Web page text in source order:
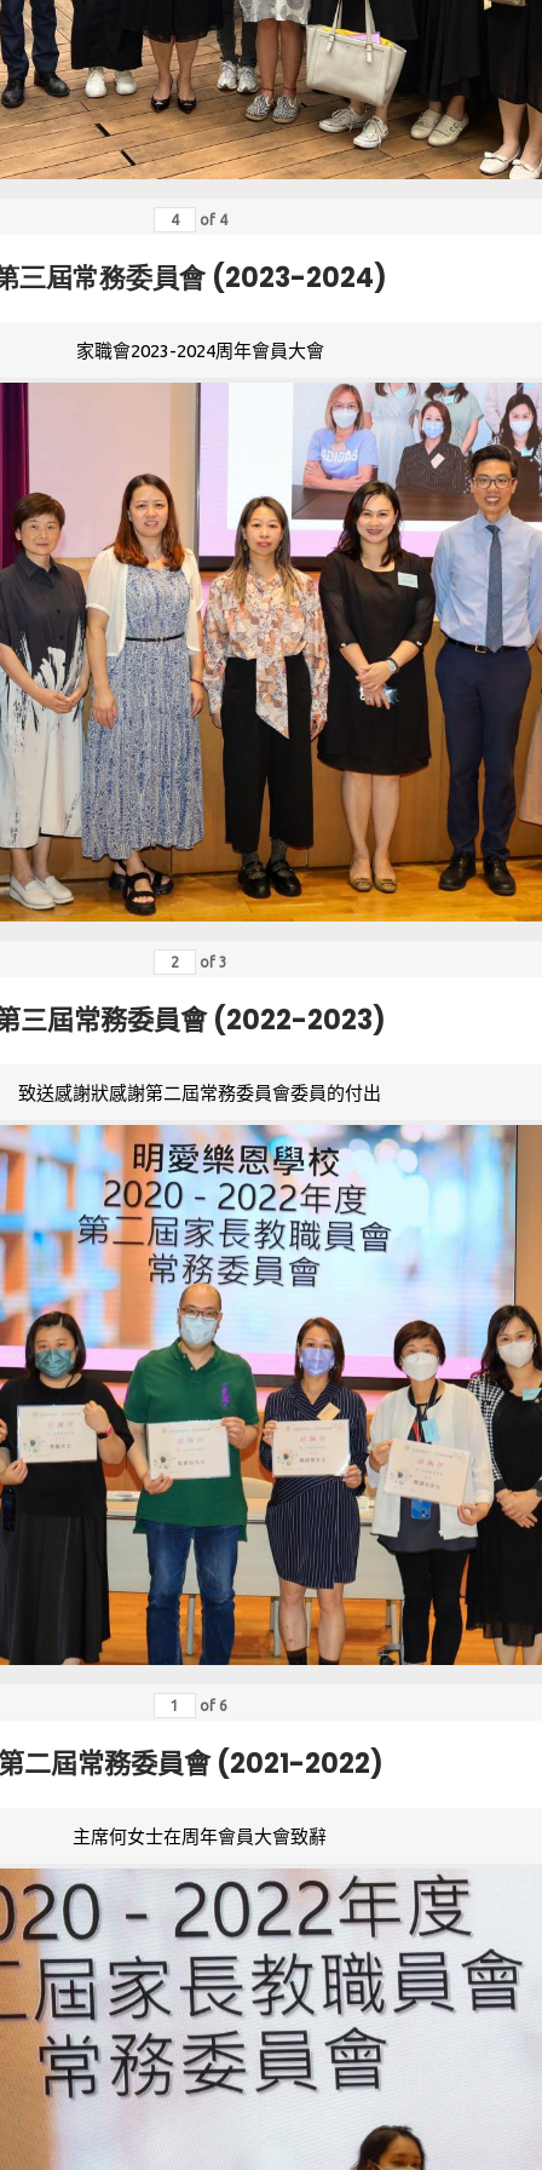
of 4
三屆常務委員會 (2023-2024)
家職會2023-2024周年會員大會
of 3
三屆常務委員會 (2022-2023)
致送感謝狀感謝第二屆常務委員會委員的付出
of 6
二屆常務委員會 (2021-2022)
主席何女士在周年會員大會致辭